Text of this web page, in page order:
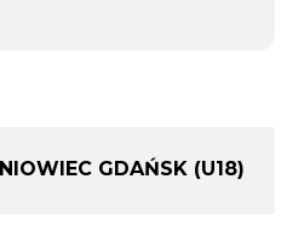
GDAŃSK (U18)